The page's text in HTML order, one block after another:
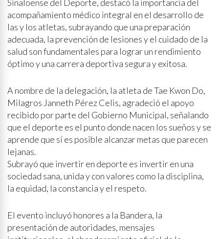
Sinaloense del Deporte, destacó la importancia del
acompañamiento médico integral en el desarrollo de
las y los atletas, subrayando que una preparación
adecuada, la prevención de lesiones y el cuidado de la
salud son fundamentales para lograr un rendimiento
óptimo y una carrera deportiva segura y exitosa.
A nombre de la delegación, la atleta de Tae Kwon Do,
Milagros Janneth Pérez Celis, agradeció el apoyo
recibido por parte del Gobierno Municipal, señalando
que el deporte es el punto donde nacen los sueños y se
aprende que sí es posible alcanzar metas que parecen
lejanas.
Subrayó que invertir en deporte es invertir en una
sociedad sana, unida y con valores como la disciplina,
la equidad, la constancia y el respeto.
El evento incluyó honores a la Bandera, la
presentación de autoridades, mensajes